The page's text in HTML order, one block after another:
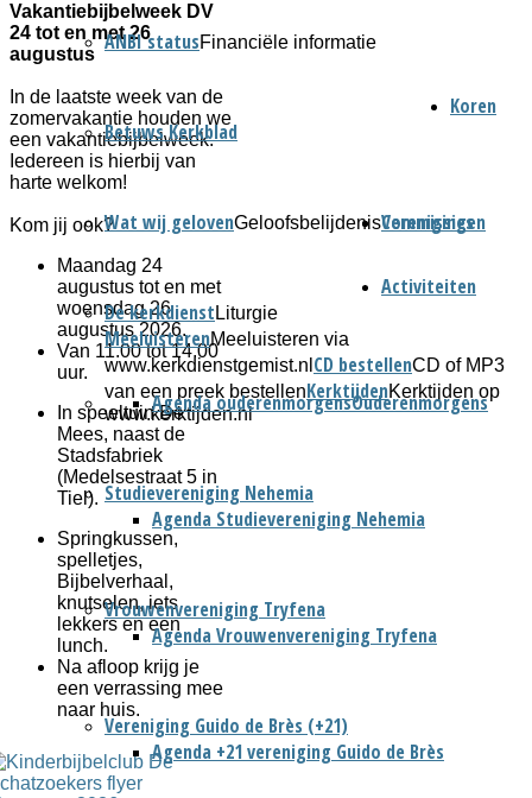
ANBI statusFinanciële informatie
Betuws Kerkblad
Wat wij gelovenGeloofsbelijdenis
De kerkdienst Liturgie
MeeluisterenMeeluisteren via
www.kerkdienstgemist.nl CD bestellenCD of MP3
van een preek bestellenKerktijdenKerktijden op
www.kerktijden.nl
Verenigingen
Ouderenmorgens
Agenda ouderenmorgens
Studievereniging Nehemia
Agenda Studievereniging Nehemia
Vrouwenvereniging Tryfena
Agenda Vrouwenvereniging Tryfena
Vereniging Guido de Brès (+21)
Agenda +21 vereniging Guido de Brès
Koren
Commissies
Activiteiten
Vakantiebijbelweek DV
24 tot en met 26
augustus
In de laatste week van de
zomervakantie houden we
een vakantiebijbelweek.
Iedereen is hierbij van
harte welkom!
Kom jij ook?
Maandag 24
augustus tot en met
woensdag 26
augustus 2026.
Van 11.00 tot 14.00
uur.
In speeltuin De
Mees, naast de
Stadsfabriek
(Medelsestraat 5 in
Tiel).
Springkussen,
spelletjes,
Bijbelverhaal,
knutselen, iets
lekkers en een
lunch.
Na afloop krijg je
een verrassing mee
naar huis.